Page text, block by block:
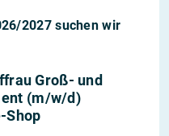
2027 suchen wir
Groß- und
(m/w/d)
Shop